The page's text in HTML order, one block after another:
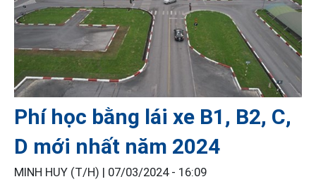
Phí học bằng lái xe B1, B2, C,
D mới nhất năm 2024
MINH HUY (T/H) | 07/03/2024 - 16:09